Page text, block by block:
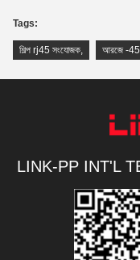
Tags:
শিল্প rj45 সংযোজক, আরজে -45
LINK-PP INT'L